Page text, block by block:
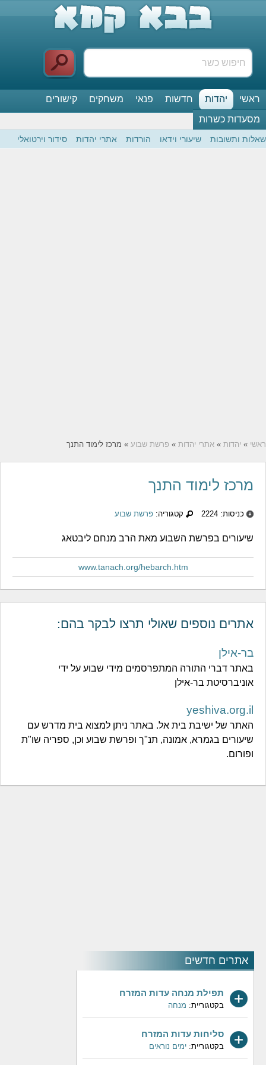
ראשי יהדות חדשות פנאי משחקים
קישורים
מסעדות כשרות
שאלות ותשובות שיעורי וידאו הורדות אתרי יהדות סידור וירטואלי
ראשי » יהדות » אתרי יהדות » פרשת שבוע » מרכז לימוד התנך
אתרים חדשים
תפילת מנחה עדות המזרח
בקטגוריית: מנחה
סליחות עדות המזרח
בקטגוריית: ימים נוראים
מרכז לימוד התנך
כניסות: 2224 קטגוריה: פרשת שבוע
שיעורים בפרשת השבוע מאת הרב מנחם ליבטאג
www.tanach.org/hebarch.htm
אתרים נוספים שאולי תרצו לבקר בהם:
בר-אילן
באתר דברי התורה המתפרסמים מידי שבוע על ידי
אוניברסיטת בר-אילן
yeshiva.org.il
האתר של ישיבת בית אל. באתר ניתן למצוא בית מדרש עם
שיעורים בגמרא, אמונה, תנ"ך ופרשת שבוע וכן, ספריה שו"ת
ופורום.